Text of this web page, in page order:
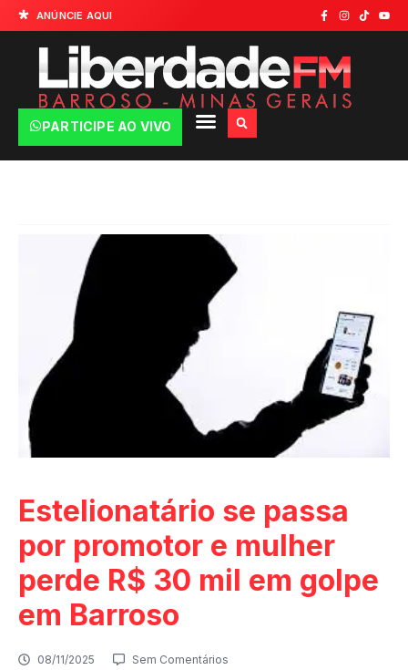
ANÚNCIE AQUI
PARTICIPE AO VIVO
Estelionatário se passa
por promotor e mulher
perde R$ 30 mil em golpe
em Barroso
08/11/2025 Sem Comentários